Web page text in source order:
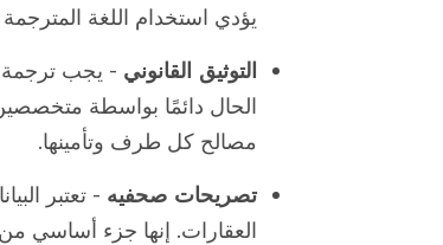
يؤدي استخدام اللغة
التوثيق القانوني - يجب ترجمة
الحال دائمًا بواسطة
مصالح كل طرف وتأمينها.
تصريحات صحفيه - تعتبر
العقارات. إنها جزء أساسي من